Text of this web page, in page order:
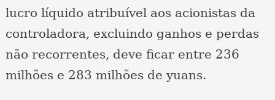
lucro líquido atribuível aos acionistas da
controladora, excluindo ganhos e perdas
não recorrentes, deve ficar entre 236
milhões e 283 milhões de yuans.